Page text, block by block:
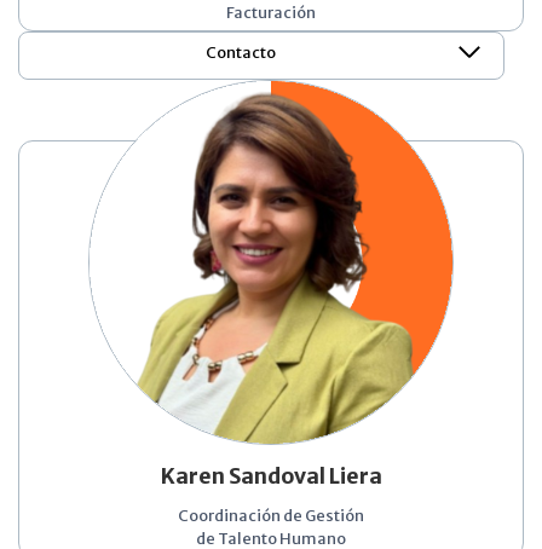
Facturación
Contacto
Karen Sandoval Liera
Coordinación de Gestión
de Talento Humano